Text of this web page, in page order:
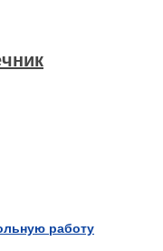
работу